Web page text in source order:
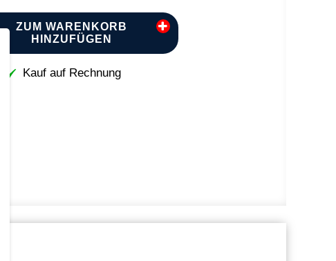
ZUM WARENKORB
HINZUFÜGEN
Kauf auf Rechnung